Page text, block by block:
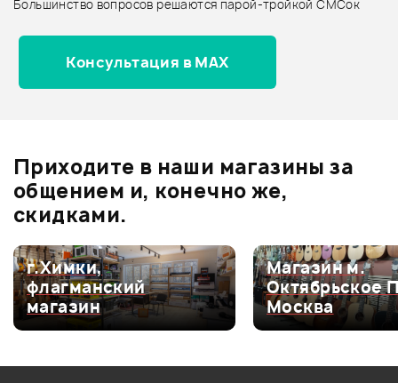
0.0
Оценка5
0
Оценка4
0
Оценка3
0
Все товары ROLAND
Архив товаров - новинки
Большинство вопросов решаются парой-тройкой СМСок
Консультация в MAX
Приходите в наши магазины за
общением и, конечно же,
скидками.
г.Химки,
флагманский
магазин
Магазин м.
Октябрьское
Москва